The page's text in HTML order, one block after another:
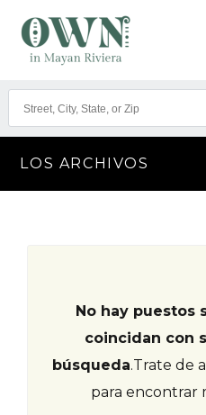
LOS ARCHIVOS
No hay puestos
coincidan con
búsqueda.Trate de
para encontrar